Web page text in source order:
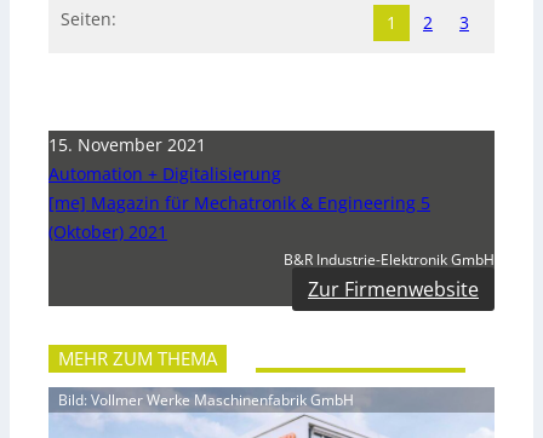
Seiten: 1 2 3
15. November 2021
Automation + Digitalisierung
[me] Magazin für Mechatronik & Engineering 5
(Oktober) 2021
B&R Industrie-Elektronik GmbH
Zur Firmenwebsite
MEHR ZUM THEMA
Bild: Vollmer Werke Maschinenfabrik GmbH